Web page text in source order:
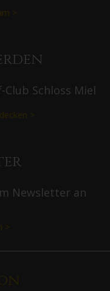
>
Schloss Miel
>
Newsletter an